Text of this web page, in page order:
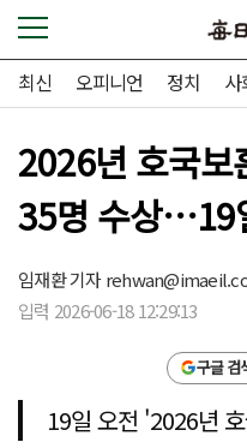
최신 오피니언 정치 사
2026년 호국보
35명 수상…19
임재환 기자
입력 2026-06-18 12:29:13
구글 검
19일 오전 '2026년